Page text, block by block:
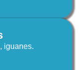
iguanes.